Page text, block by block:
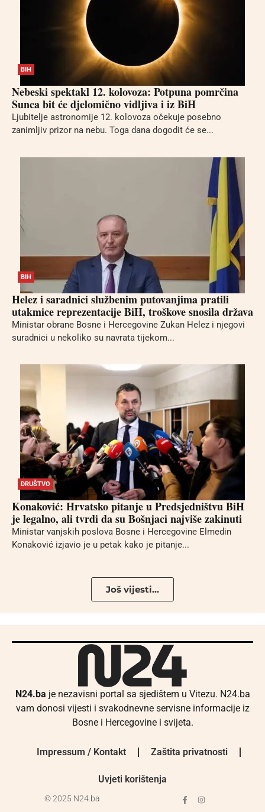
BIH
Nebeski spektakl 12. kolovoza: Potpuna pomrčina
Sunca bit će djelomično vidljiva i iz BiH
Ljubitelje astronomije 12. kolovoza očekuje posebno
zanimljiv prizor na nebu. Toga dana dogodit će se...
BIH
Helez i saradnici službenim putovanjima pratili
utakmice reprezentacije BiH, troškove snosila država
Ministar obrane Bosne i Hercegovine Zukan Helez i njegovi
suradnici u nekoliko su navrata tijekom...
DRUŠTVO
Konaković: Hrvatsko pitanje u Predsjedništvu BiH
je legalno, ali tvrdi da su Bošnjaci najviše zakinuti
Ministar vanjskih poslova Bosne i Hercegovine Elmedin
Konaković izjavio je u petak kako je pitanje...
Još vijesti...
N24.ba je nezavisni portal sa sjedištem u Vitezu. N24.ba
vam donosi vijesti i svakodnevne servisne informacije iz
Bosne i Hercegovine i svijeta.
Impressum / Kontakt Zaštita privatnosti
Uvjeti korištenja
© 2025 N24.ba